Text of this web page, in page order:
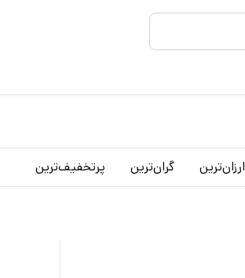
ارزان‌ترین گران‌ترین پرتخفیف‌ترین